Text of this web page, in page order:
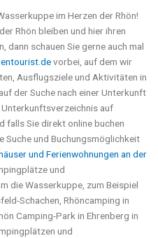
im Herzen der Rhön!
Rhön bleiben und hier ihren
dann schauen Sie gerne auch mal
vorbei, auf dem wir
Ausflugsziele und Aktivitäten in
der Suche nach einer Unterkunft
Unterkunftsverzeichnis auf
falls Sie direkt online buchen
Suche und Buchungsmöglichkeit
und Ferienwohnungen an der
und
die Wasserkuppe, zum Beispiel
Schachen, Rhöncamping in
Camping-Park in Ehrenberg in
und